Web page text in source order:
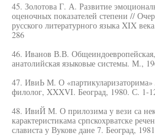
45. Золотова Г. А. Развитие
оценочных показателей степени //
русского литературного языка XIX
286
46. Иванов В.В. Общеиндоевропейская,
анатолийская языковые системы. М.,
47. ИвиЬ М. О
филолог, XXXVI. Београд, 1980. С. 1-
48. ИвиЙ М. О прилозима у вези са
карактеристикама српскохрватске
слависта у Вукове дане 7. Београд,